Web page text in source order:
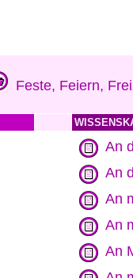
Feste, Feiern,
An
An
An
An
An